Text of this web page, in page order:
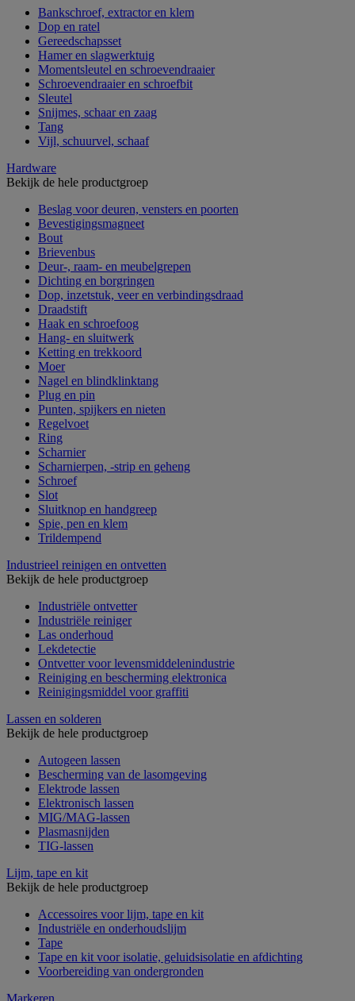
Bankschroef, extractor en klem
Dop en ratel
Gereedschapsset
Hamer en slagwerktuig
Momentsleutel en schroevendraaier
Schroevendraaier en schroefbit
Sleutel
Snijmes, schaar en zaag
Tang
Vijl, schuurvel, schaaf
Hardware
Bekijk de hele productgroep
Beslag voor deuren, vensters en poorten
Bevestigingsmagneet
Bout
Brievenbus
Deur-, raam- en meubelgrepen
Dichting en borgringen
Dop, inzetstuk, veer en verbindingsdraad
Draadstift
Haak en schroefoog
Hang- en sluitwerk
Ketting en trekkoord
Moer
Nagel en blindklinktang
Plug en pin
Punten, spijkers en nieten
Regelvoet
Ring
Scharnier
Scharnierpen, -strip en geheng
Schroef
Slot
Sluitknop en handgreep
Spie, pen en klem
Trildempend
Industrieel reinigen en ontvetten
Bekijk de hele productgroep
Industriële ontvetter
Industriële reiniger
Las onderhoud
Lekdetectie
Ontvetter voor levensmiddelenindustrie
Reiniging en bescherming elektronica
Reinigingsmiddel voor graffiti
Lassen en solderen
Bekijk de hele productgroep
Autogeen lassen
Bescherming van de lasomgeving
Elektrode lassen
Elektronisch lassen
MIG/MAG-lassen
Plasmasnijden
TIG-lassen
Lijm, tape en kit
Bekijk de hele productgroep
Accessoires voor lijm, tape en kit
Industriële en onderhoudslijm
Tape
Tape en kit voor isolatie, geluidsisolatie en afdichting
Voorbereiding van ondergronden
Markeren